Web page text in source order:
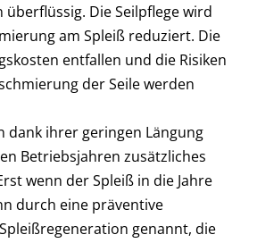
überflüssig. Die Seilpflege wird
am Spleiß reduziert. Die
entfallen und die Risiken
der Seile werden
dank ihrer geringen Längung
Betriebsjahren zusätzliches
wenn der Spleiß in die Jahre
durch eine präventive
genannt, die